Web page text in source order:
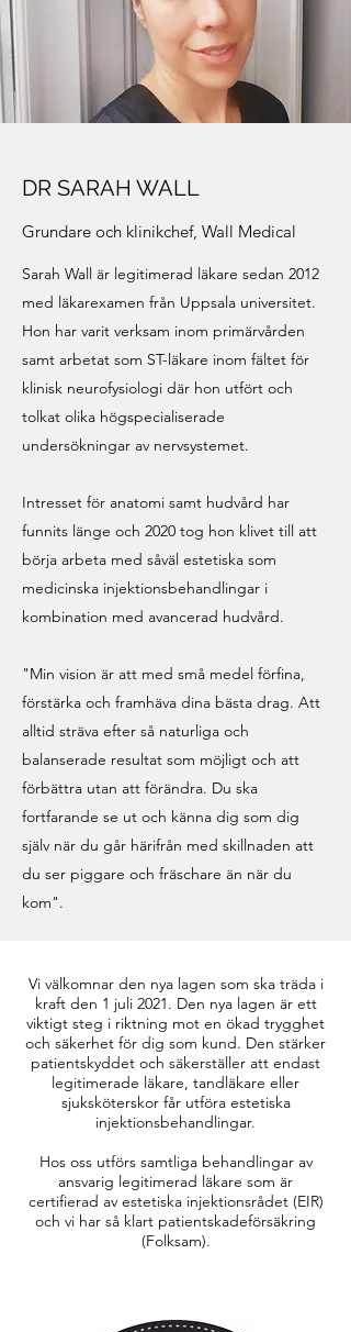
DR SARAH WALL
Grundare och klinikchef, Wall Medical
Sarah Wall är legitimerad läkare sedan 2012
med läkarexamen från Uppsala universitet.
Hon har varit verksam inom primärvården
samt arbetat som ST-läkare inom fältet för
klinisk neurofysiologi där hon utfört och
tolkat olika högspecialiserade
undersökningar av nervsystemet.
Intresset för anatomi samt hudvård har
funnits länge och 2020 tog hon klivet till att
börja arbeta med såväl estetiska som
medicinska injektionsbehandlingar i
kombination med avancerad hudvård.
"Min vision är att med små medel förfina,
förstärka och framhäva dina bästa drag. Att
alltid sträva efter så naturliga och
balanserade resultat som möjligt och att
förbättra utan att förändra. Du ska
fortfarande se ut och känna dig som dig
själv när du går härifrån med skillnaden att
du ser piggare och fräschare än när du
kom".
Vi välkomnar den nya lagen som ska träda i
kraft den 1 juli 2021. Den nya lagen är ett
viktigt steg i riktning mot en ökad trygghet
och säkerhet för dig som kund. Den stärker
patientskyddet och säkerställer att endast
legitimerade läkare, tandläkare eller
sjuksköterskor får utföra estetiska
injektionsbehandlingar.
Hos oss utförs samtliga behandlingar av
ansvarig legitimerad läkare som är
certifierad av estetiska injektionsrådet (EIR)
och vi har så klart patientskadeförsäkring
(Folksam).